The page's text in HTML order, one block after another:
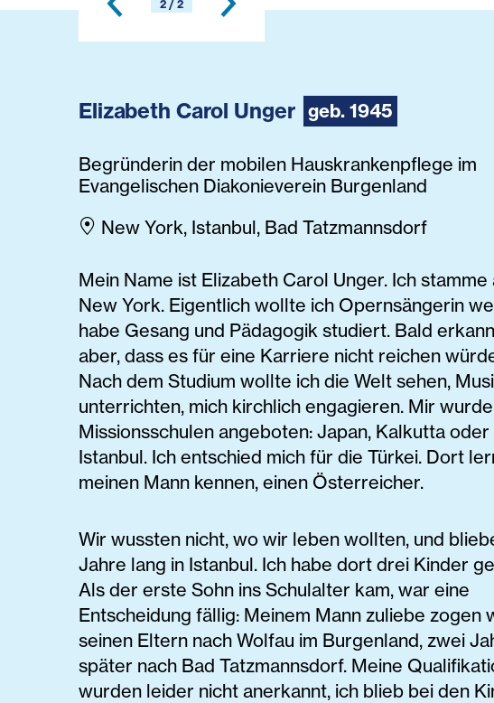
2 / 2
Elizabeth Carol Unger geb. 1945
Begründerin der mobilen Hauskrankenpflege im
Evangelischen Diakonieverein Burgenland
New York, Istanbul, Bad Tatzmannsdorf
Mein Name ist Elizabeth Carol Unger. Ich stamme
New York. Eigentlich wollte ich Opernsängerin
habe Gesang und Pädagogik studiert. Bald
aber, dass es für eine Karriere nicht reichen
Nach dem Studium wollte ich die Welt sehen,
unterrichten, mich kirchlich engagieren. Mir
Missionsschulen angeboten: Japan, Kalkutta oder
Istanbul. Ich entschied mich für die Türkei. Dort
meinen Mann kennen, einen ­Österreicher.
Wir wussten nicht, wo wir leben wollten, und
Jahre lang in Istanbul. Ich habe dort drei Kinder
Als der erste Sohn ins Schulalter kam, war eine
Entscheidung fällig: Meinem Mann zuliebe zogen
seinen Eltern nach Wolfau im Burgenland, zwei
später nach Bad Tatzmannsdorf. Meine
wurden leider nicht anerkannt, ich blieb bei den